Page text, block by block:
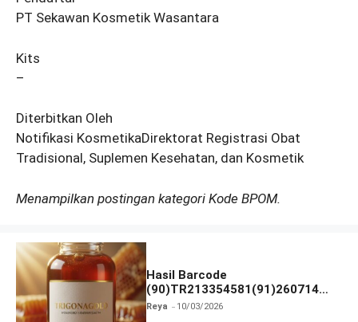
PT Sekawan Kosmetik Wasantara
Kits
–
Diterbitkan Oleh
Notifikasi KosmetikaDirektorat Registrasi Obat
Tradisional, Suplemen Kesehatan, dan Kosmetik
Menampilkan postingan kategori Kode BPOM.
Hasil Barcode
(90)TR213354581(91)260714
dan Izin BPOM
Reya 10/03/2026